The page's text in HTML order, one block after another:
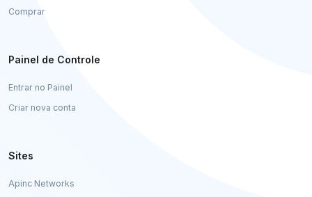
Comprar
Painel de Controle
Entrar no Painel
Criar nova conta
Sites
Apinc Networks